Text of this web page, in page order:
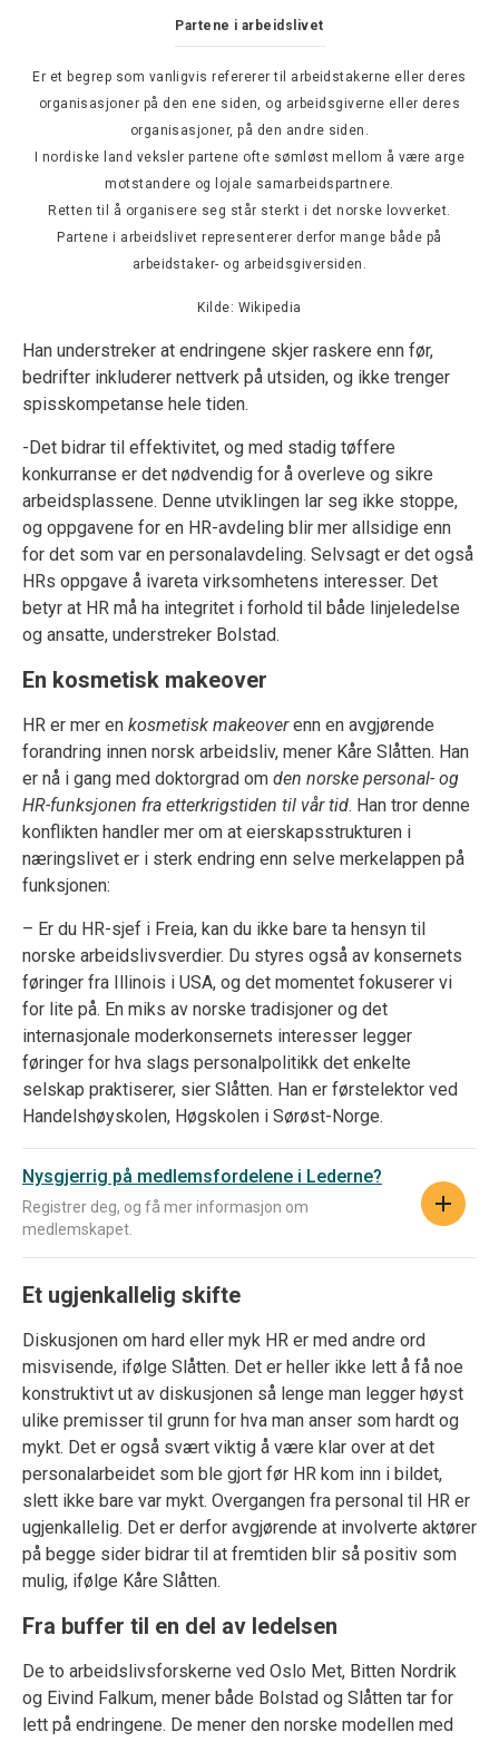
Partene i arbeidslivet
Er et begrep som vanligvis refererer til arbeidstakerne eller deres
organisasjoner på den ene siden, og arbeidsgiverne eller deres
organisasjoner, på den andre siden.
I nordiske land veksler partene ofte sømløst mellom å være arge
motstandere og lojale samarbeidspartnere.
Retten til å organisere seg står sterkt i det norske lovverket.
Partene i arbeidslivet representerer derfor mange både på
arbeidstaker- og arbeidsgiversiden.
Kilde: Wikipedia
Han understreker at endringene skjer raskere enn før,
bedrifter inkluderer nettverk på utsiden, og ikke trenger
spisskompetanse hele tiden.
-Det bidrar til effektivitet, og med stadig tøffere
konkurranse er det nødvendig for å overleve og sikre
arbeidsplassene. Denne utviklingen lar seg ikke stoppe,
og oppgavene for en HR-avdeling blir mer allsidige enn
for det som var en personalavdeling. Selvsagt er det også
HRs oppgave å ivareta virksomhetens interesser. Det
betyr at HR må ha integritet i forhold til både linjeledelse
og ansatte, understreker Bolstad.
En kosmetisk makeover
HR er mer en kosmetisk makeoverenn en avgjørende
forandring innen norsk arbeidsliv, mener Kåre Slåtten. Han
er nå i gang med doktorgrad om den norske personal- og
HR-funksjonen fra etterkrigstiden til vår tid. Han tror denne
konflikten handler mer om at eierskapsstrukturen i
næringslivet er i sterk endring enn selve merkelappen på
funksjonen:
– Er du HR-sjef i Freia, kan du ikke bare ta hensyn til
norske arbeidslivsverdier. Du styres også av konsernets
føringer fra Illinois i USA, og det momentet fokuserer vi
for lite på. En miks av norske tradisjoner og det
internasjonale moderkonsernets interesser legger
føringer for hva slags personalpolitikk det enkelte
selskap praktiserer, sier Slåtten. Han er førstelektor ved
Handelshøyskolen, Høgskolen i Sørøst-Norge.
Nysgjerrig på medlemsfordelene i Lederne?
Registrer deg, og få mer informasjon om
medlemskapet.
Et ugjenkallelig skifte
Diskusjonen om hard eller myk HR er med andre ord
misvisende, ifølge Slåtten. Det er heller ikke lett å få noe
konstruktivt ut av diskusjonen så lenge man legger høyst
ulike premisser til grunn for hva man anser som hardt og
mykt. Det er også svært viktig å være klar over at det
personalarbeidet som ble gjort før HR kom inn i bildet,
slett ikke bare var mykt. Overgangen fra personal til HR er
ugjenkallelig. Det er derfor avgjørende at involverte aktører
på begge sider bidrar til at fremtiden blir så positiv som
mulig, ifølge Kåre Slåtten.
Fra buffer til en del av ledelsen
De to arbeidslivsforskerne ved Oslo Met, Bitten Nordrik
og Eivind Falkum, mener både Bolstad og Slåtten tar for
lett på endringene. De mener den norske modellen med